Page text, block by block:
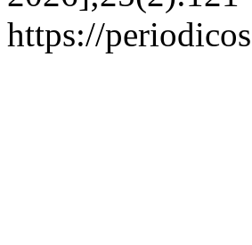
https://